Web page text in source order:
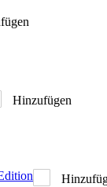
Hinzufügen